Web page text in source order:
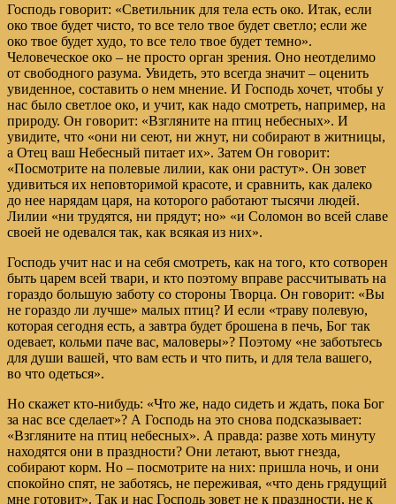
Господь говорит: «Светильник для тела есть око. Итак, если
око твое будет чисто, то все тело твое будет светло; если же
око твое будет худо, то все тело твое будет темно».
Человеческое око – не просто орган зрения. Оно неотделимо
от свободного разума. Увидеть, это всегда значит – оценить
увиденное, составить о нем мнение. И Господь хочет, чтобы у
нас было светлое око, и учит, как надо смотреть, например, на
природу. Он говорит: «Взгляните на птиц небесных». И
увидите, что «они ни сеют, ни жнут, ни собирают в житницы,
а Отец ваш Небесный питает их». Затем Он говорит:
«Посмотрите на полевые лилии, как они растут». Он зовет
удивиться их неповторимой красоте, и сравнить, как далеко
до нее нарядам царя, на которого работают тысячи людей.
Лилии «ни трудятся, ни прядут; но» «и Соломон во всей славе
своей не одевался так, как всякая из них».
Господь учит нас и на себя смотреть, как на того, кто сотворен
быть царем всей твари, и кто поэтому вправе рассчитывать на
гораздо большую заботу со стороны Творца. Он говорит: «Вы
не гораздо ли лучше» малых птиц? И если «траву полевую,
которая сегодня есть, а завтра будет брошена в печь, Бог так
одевает, кольми паче вас, маловеры»? Поэтому «не заботьтесь
для души вашей, что вам есть и что пить, и для тела вашего,
во что одеться».
Но скажет кто-нибудь: «Что же, надо сидеть и ждать, пока Бог
за нас все сделает»? А Господь на это снова подсказывает:
«Взгляните на птиц небесных». А правда: разве хоть минуту
находятся они в праздности? Они летают, вьют гнезда,
собирают корм. Но – посмотрите на них: пришла ночь, и они
спокойно спят, не заботясь, не переживая, «что день грядущий
мне готовит». Так и нас Господь зовет не к праздности, не к